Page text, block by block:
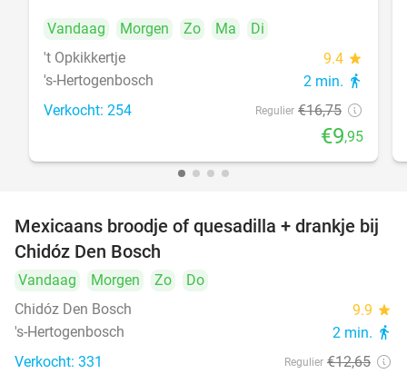
Vandaag Morgen Zo Ma
Di
't Opkikkertje
9.4 star
's-Hertogenbosch 2 min. directions_walk
Verkocht: 254 Regulier €16,75
€9,95
37%
Mexicaans broodje of quesadilla + drankje bij
Chidóz Den Bosch
Vandaag Morgen Zo
Do
Chidóz Den Bosch
9.9 star
's-Hertogenbosch 2 min. directions_walk
Verkocht: 331 Regulier €12,65